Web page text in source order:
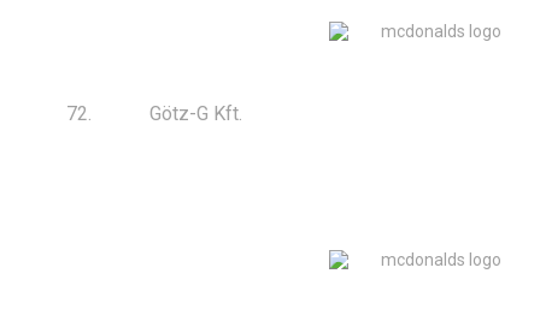
72. Götz-G Kft.